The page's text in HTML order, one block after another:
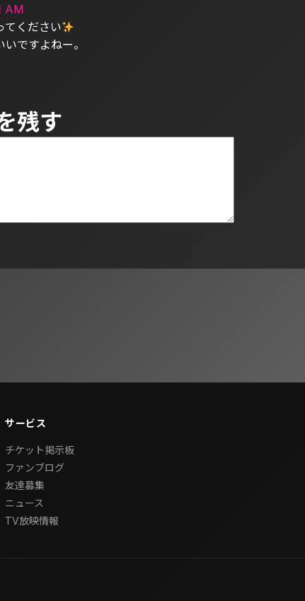
AM
てください
いですよねー。
残す
サービス
チケット掲示板
ファンブログ
友達募集
ニュース
TV放映情報